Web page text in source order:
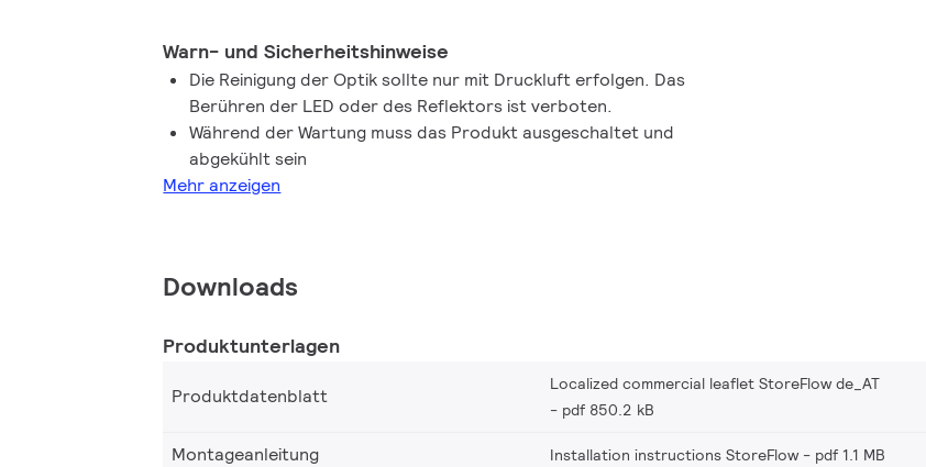
Warn- und Sicherheitshinweise
Die Reinigung der Optik sollte nur mit Druckluft erfolgen. Das
Berühren der LED oder des Reflektors ist verboten.
Während der Wartung muss das Produkt ausgeschaltet und
abgekühlt sein
Mehr anzeigen
Downloads
Produktunterlagen
Produktdatenblatt
Localized commercial leaflet StoreFlow de_AT
pdf 850.2 kB
Montageanleitung Installation instructions StoreFlow pdf 1.1 MB